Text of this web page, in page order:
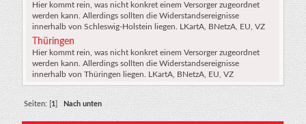
Hier kommt rein, was nicht konkret einem Versorger zugeordnet
werden kann. Allerdings sollten die Widerstandsereignisse
innerhalb von Schleswig-Holstein liegen. LKartA, BNetzA, EU, VZ
Thüringen
Hier kommt rein, was nicht konkret einem Versorger zugeordnet
werden kann. Allerdings sollten die Widerstandsereignisse
innerhalb von Thüringen liegen. LKartA, BNetzA, EU, VZ
Seiten: [ 1] Nach unten